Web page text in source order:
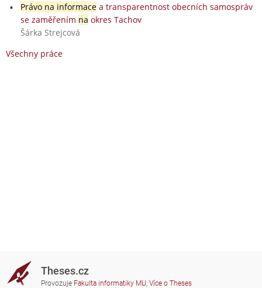
Právo na informacea transparentnost obecních samospráv
se zaměřením na okres Tachov
Šárka Strejcová
Všechny práce
Theses.cz
Provozuje Fakulta informatiky MU, Více o Theses